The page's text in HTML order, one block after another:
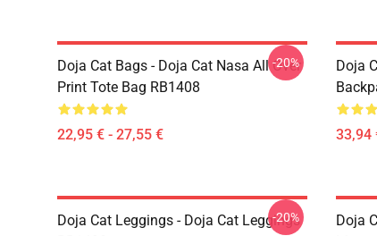
Doja Cat Bags - Doja Cat Nasa All Over
Print Tote Bag RB1408
22,95 € - 27,55 €
-20%
Doja
33,94
Doja Cat Leggings - Doja Cat Leggings
-20%
Doja